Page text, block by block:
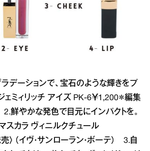
デーションで、宝石のような輝きをプ
ェミィリッチ アイズ PK-6￥1,200＊編集
鮮やかな発色で目元にインパクトを。
スカラ ヴィニルクチュール
〉（イヴ・サンローラン・ボーテ） 3.自